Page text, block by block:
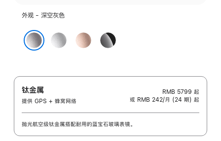
外观 - 深空灰色
银
玫
瑰
色
亮
黑
钛金属
提供 GPS + 蜂窝网络
RMB 5799 起
或 RMB 242/月 (24 期) 起
抛光航空级钛金属搭配耐用的蓝宝石玻璃表镜。